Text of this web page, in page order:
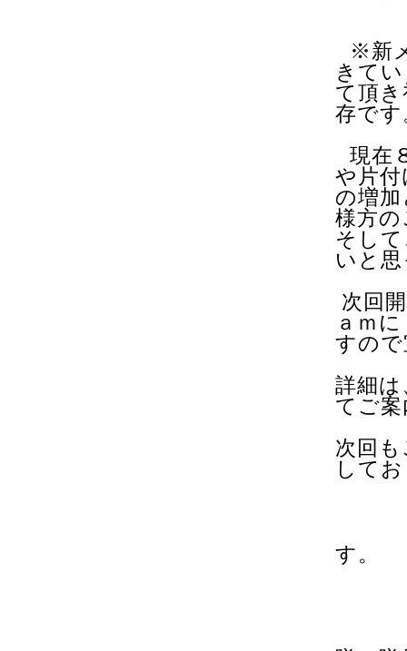
※新
きて
て頂
存です
現在
や片
の増
様方
そし
いと
次回
ａｍ
すの
詳細
てご
次回
して
す。